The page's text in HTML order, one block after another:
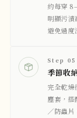
約每穿
明顯污漬
避免過度
Step 05
季節收
完全乾燥
塵套，搭
／防蟲片